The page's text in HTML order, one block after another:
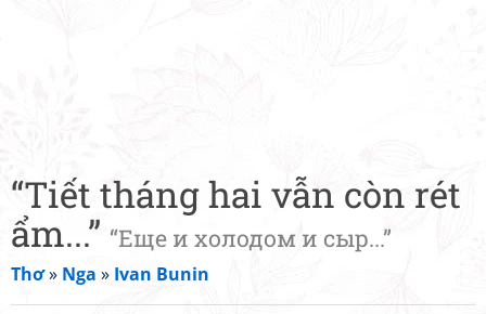
“Tiết tháng hai vẫn còn rét
ẩm...” “Еще и холодом и сыр...”
Thơ» Nga » Ivan Bunin